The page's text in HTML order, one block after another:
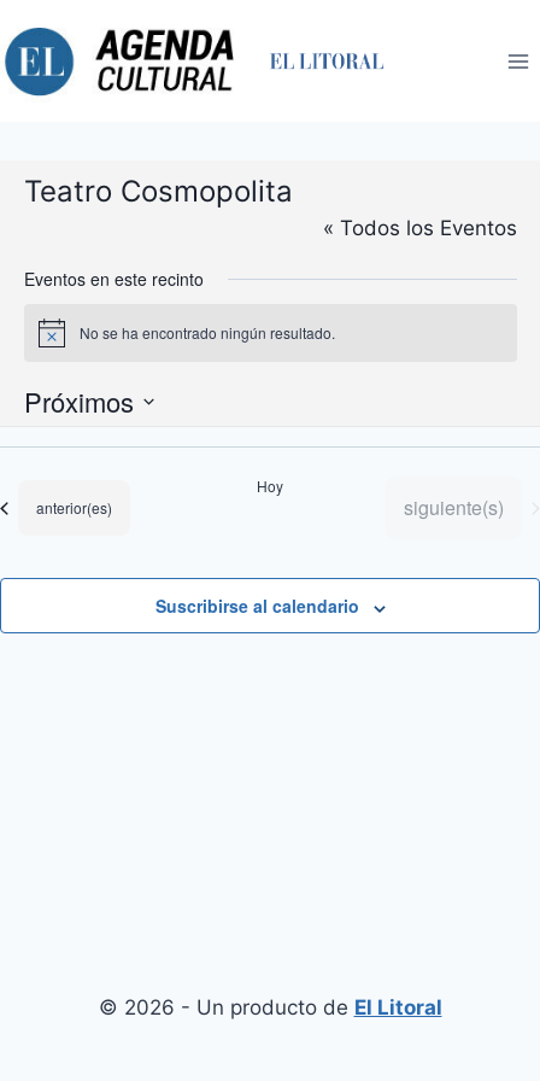
al
contenido
Teatro Cosmopolita
« Todos los Eventos
Eventos en este recinto
Aviso No se ha encontrado ningún resultado.
Próximos
fecha.
Eventos
anterior(es)
Hoy
Eventos
siguiente(s)
Suscribirse al calendario
© 2026 - Un producto de El Litoral